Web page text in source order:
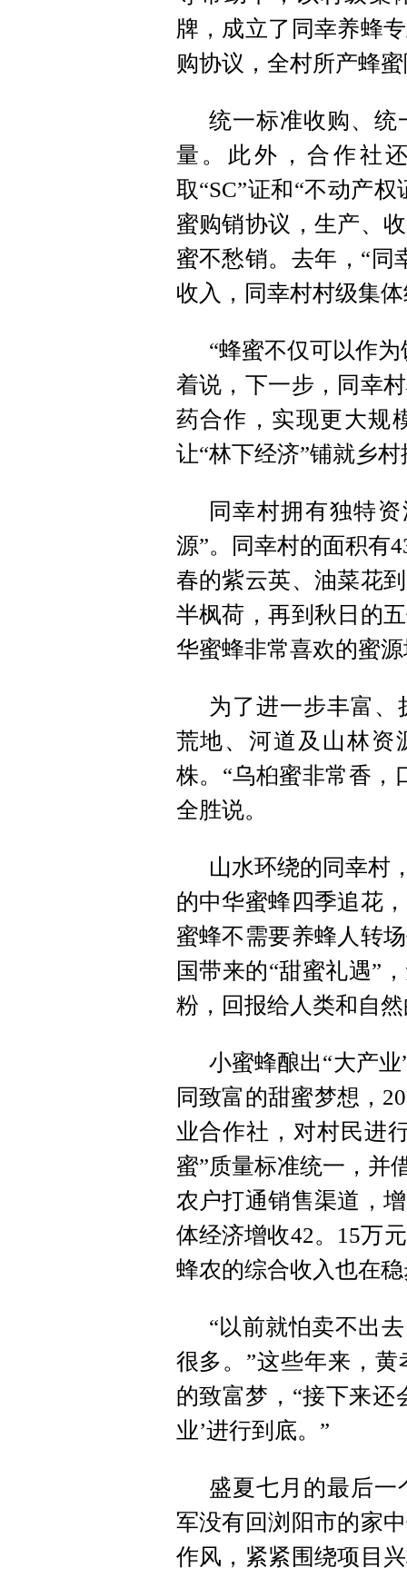
牌，成立了同幸养蜂
购协议，全村所产蜂
统一标准收购、统
量。此外，合作社
取“SC”证和“不动产
蜜购销协议，生产、
蜜不愁销。去年，“同
收入，同幸村村级集
“蜂蜜不仅可以作
着说，下一步，同幸
药合作，实现更大规
让“林下经济”铺就乡
同幸村拥有独特
源”。同幸村的面积有
春的紫云英、油菜花
半枫荷，再到秋日的
华蜜蜂非常喜欢的蜜
为了进一步丰富
荒地、河道及山林资
株。“乌桕蜜非常香，
全胜说。
山水环绕的同幸村
的中华蜜蜂四季追花
蜜蜂不需要养蜂人转
国带来的“甜蜜礼遇”
粉，回报给人类和自
小蜜蜂酿出“大产
同致富的甜蜜梦想，
业合作社，对村民进
蜜”质量标准统一，并
农户打通销售渠道，
体经济增收42。15万
蜂农的综合收入也在
“以前就怕卖不出
很多。”这些年来，
的致富梦，“接下来还
业’进行到底。”
盛夏七月的最后
军没有回浏阳市的家
作风，紧紧围绕项目